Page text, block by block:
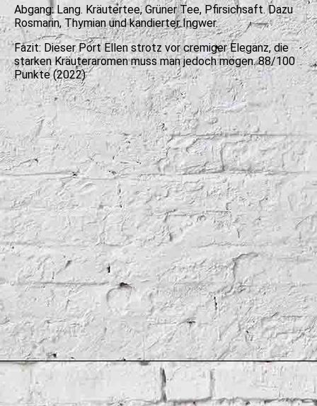
Abgang: Lang. Kräutertee, Grüner Tee, Pfirsichsaft. Dazu
Rosmarin, Thymian und kandierter Ingwer.
Fazit: Dieser Port Ellen strotz vor cremiger Eleganz, die
starken Kräuteraromen muss man jedoch mögen. 88/100
Punkte (2022)